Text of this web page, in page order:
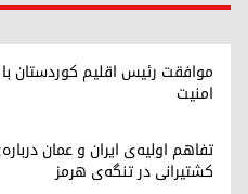
امنیت
تفاهم اولیه‌ی ایران و عمان
کشتیرانی در تنگه‌ی هرمز